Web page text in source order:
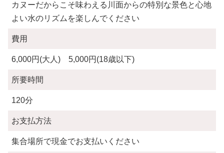
カヌーだからこそ味わえる川面からの特別な景色と心地
よい水のリズムを楽しんでください
費用
6,000円(大人) 5,000円(18歳以下)
所要時間
120分
お支払方法
集合場所で現金でお支払いください